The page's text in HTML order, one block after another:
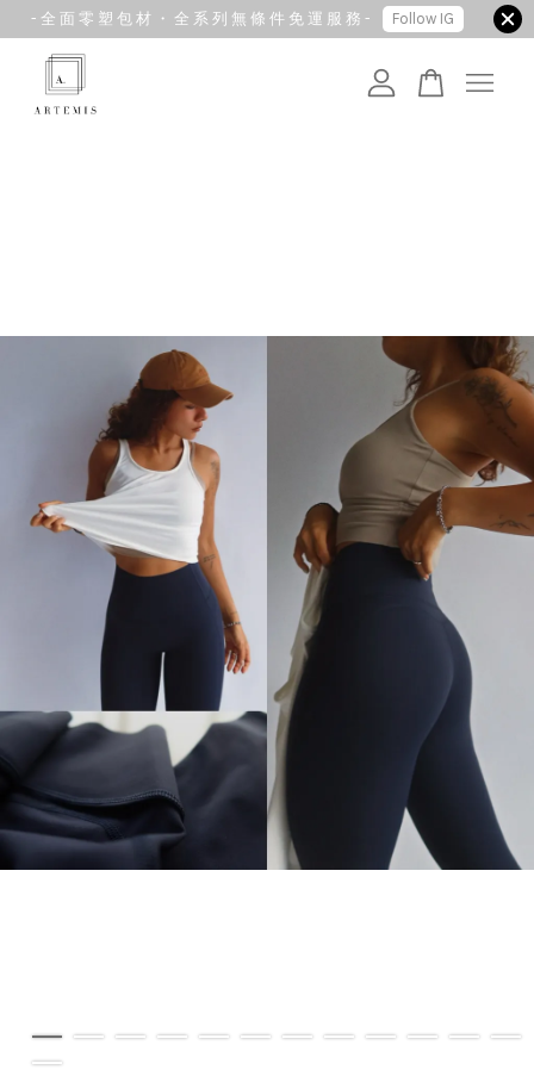
- 全 面 零 塑 包 材 ・ 全 系 列 無 條 件 免 運 服 務 - Follow IG
您的購物車目前還是空的。